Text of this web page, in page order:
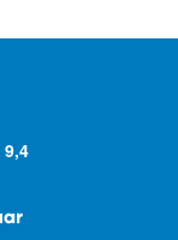
9,4